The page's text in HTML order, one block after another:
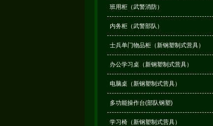
班用柜（武警消防）
内务柜（武警部队）
士兵单门物品柜（新钢塑制式营具）
办公学习桌（新钢塑制式营具）
电脑桌（新钢塑制式营具）
多功能操作台(部队钢塑)
学习椅（新钢塑制式营具）